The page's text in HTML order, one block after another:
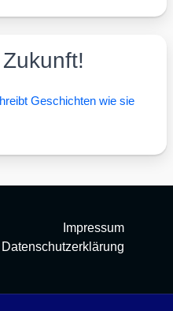
Geschich­ten wie sie
Impressum
Datenschutzerklärung